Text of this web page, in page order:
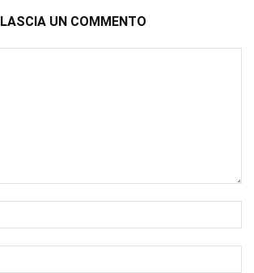
LASCIA UN COMMENTO